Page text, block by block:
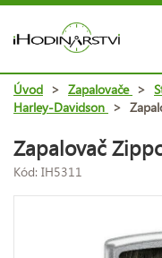
Úvod > Zapalovače >
Harley-Davidson >
Zapalovač
Kód: IH5311